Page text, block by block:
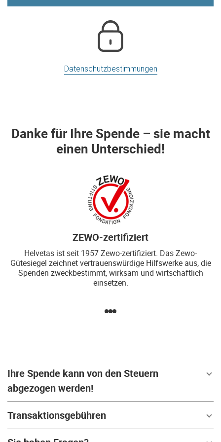
Datenschutzbestimmungen
Danke für Ihre Spende – sie macht
einen Unterschied!
ZEWO-zertifiziert
Helvetas ist seit 1957 Zewo-zertifiziert. Das Zewo-
Gütesiegel zeichnet vertrauenswürdige Hilfswerke aus, die
Spenden zweckbestimmt, wirksam und wirtschaftlich
einsetzen.
Ihre Spende kann von den Steuern
abgezogen werden!
Transaktionsgebühren